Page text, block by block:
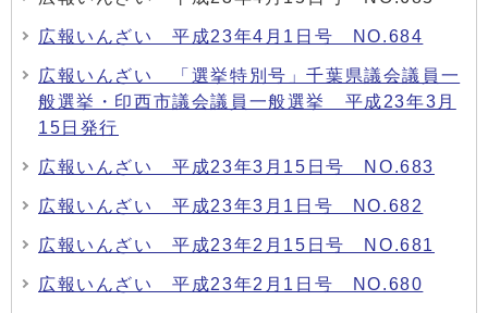
広報いんざい 平成23年4月1日号 NO.684
広報いんざい 「選挙特別号」千葉県議会議員一
般選挙・印西市議会議員一般選挙 平成23年3月
15日発行
広報いんざい 平成23年3月15日号 NO.683
広報いんざい 平成23年3月1日号 NO.682
広報いんざい 平成23年2月15日号 NO.681
広報いんざい 平成23年2月1日号 NO.680